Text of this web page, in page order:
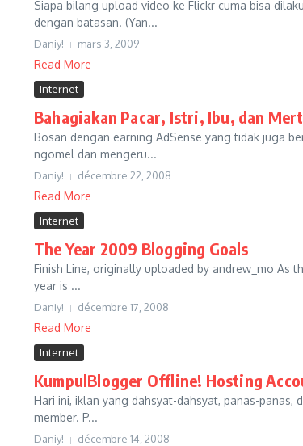
Siapa bilang upload video ke Flickr cuma bisa
dengan batasan. (Yan...
Daniy! mars 3, 2009
Read More
Internet
Bahagiakan Pacar, Istri, Ibu, dan
Bosan dengan earning AdSense yang tidak juga
ngomel dan mengeru...
Daniy! décembre 22, 2008
Read More
Internet
The Year 2009 Blogging Goals
Finish Line, originally uploaded by andrew_mo
year is ...
Daniy! décembre 17, 2008
Read More
Internet
KumpulBlogger Offline! Hosting
Hari ini, iklan yang dahsyat-dahsyat, panas-
member. P...
Daniy! décembre 14, 2008